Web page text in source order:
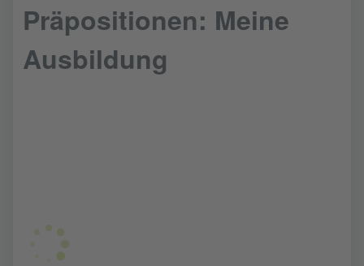
Präpositionen: Meine
Ausbildung